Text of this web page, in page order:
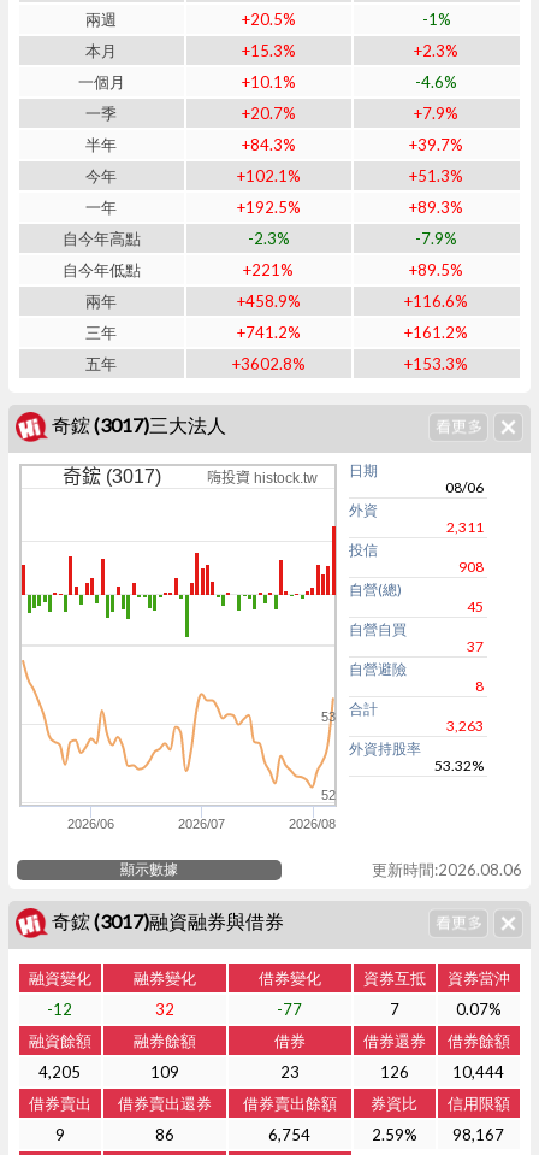
兩週
+20.5%
-1%
本月
+15.3%
+2.3%
一個月
+10.1%
-4.6%
一季
+20.7%
+7.9%
半年
+84.3%
+39.7%
今年
+102.1%
+51.3%
一年
+192.5%
+89.3%
自今年高點
-2.3%
-7.9%
自今年低點
+221%
+89.5%
兩年
+458.9%
+116.6%
三年
+741.2%
+161.2%
五年
+3602.8% +153.3%
奇鋐 (3017)三大法人
奇鋐 (3017) 嗨投資 histock.tw
2026/06 2026/07 2026/08
52
53
日期
08/06
外資
2,311
投信
908
自營(總)
45
自營自買
37
自營避險
8
合計
3,263
外資持股率
53.32%
顯示數據 更新時間:2026.08.06
奇鋐 (3017)融資融券與借券
融資變化 融券變化 借券變化 資券互抵
資券當沖
-12
32 -77 7
0.07%
融資餘額
融券餘額 借券 借券還券
借券餘額
4,205
109 23 126
10,444
借券賣出
借券賣出還券 借券賣出餘額 券資比
信用限額
9
86 6,754 2.59%
98,167